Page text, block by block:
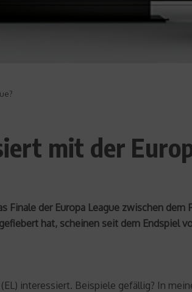
mit der
der Europa League zwischen
hat, scheinen seit dem Endspiel
interessiert. Beispiele gefällig? In